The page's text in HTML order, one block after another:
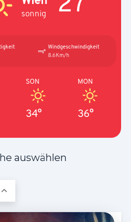
sonnig
Windgeschwindigkeit
8.6Km/h
SON
34°
MON
36°
auswählen